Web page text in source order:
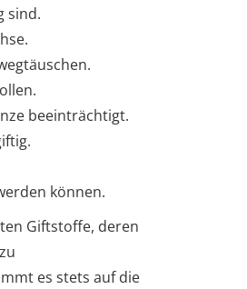
sind.
beeinträchtigt.
können.
Giftstoffe, deren
es stets auf die